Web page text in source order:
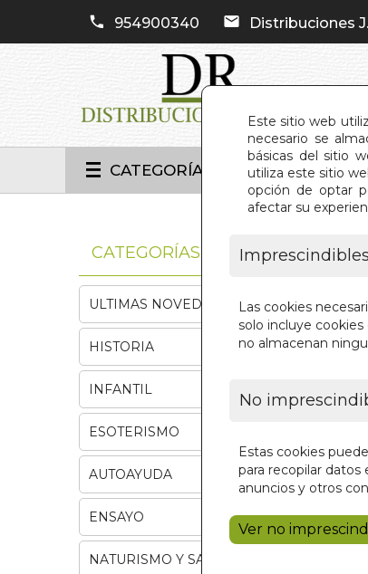
Este sitio web
necesario se
básicas del sitio
utiliza este sitio
opción de optar
afectar su
Imprescindibles
Las cookies
solo incluye
no almacenan
No
Estas cookies
para recopilar datos
anuncios y otros
Ver no
954900340 Distribuciones
CATEGORÍAS
CATEGORÍAS
ULTIMAS NOVEDADES
HISTORIA
INFANTIL
ESOTERISMO
AUTOAYUDA
ENSAYO
NATURISMO Y SALUD